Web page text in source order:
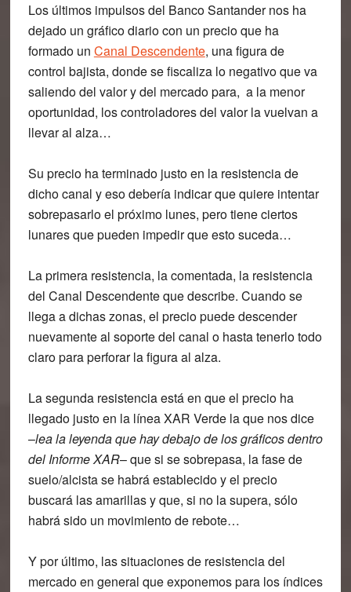
Los últimos impulsos del Banco Santander nos ha
dejado un gráfico diario con un precio que ha
formado un Canal Descendente, una figura de
control bajista, donde se fiscaliza lo negativo que va
saliendo del valor y del mercado para, a la menor
oportunidad, los controladores del valor la vuelvan a
llevar al alza…
Su precio ha terminado justo en la resistencia de
dicho canal y eso debería indicar que quiere intentar
sobrepasarlo el próximo lunes, pero tiene ciertos
lunares que pueden impedir que esto suceda…
Laprimera resistencia, la comentada, la resistencia
del Canal Descendenteque describe. Cuando se
llega a dichas zonas, el precio puede descender
nuevamente al soporte del canal o hasta tenerlo todo
claro para perforar la figura al alza.
Lasegunda resistenciaestá en queel precio ha
llegado justo en la línea XAR Verdela que nos dice
–lea la leyenda que hay debajo de los gráficos dentro
del Informe XAR– que si se sobrepasa, la fase de
suelo/alcista se habrá establecido y el precio
buscará las amarillas y que, si no la supera, sólo
habrá sido un movimiento de rebote…
Y por último, las situaciones de resistenciadel
mercado en general que exponemos para los índices